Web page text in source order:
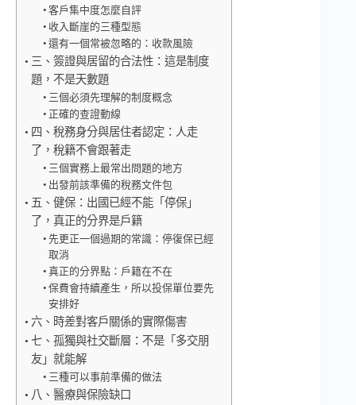
客戶集中度怎麼自評
收入斷崖的三種型態
還有一個常被忽略的：收款風險
三、簽證與居留的合法性：這是制度
題，不是天數題
三個必須先理解的制度概念
正確的查證動線
四、稅務身分與居住者認定：人走
了，稅籍不會跟著走
三個實務上最常出問題的地方
出發前該準備的稅務文件包
五、健保：出國已經不能「停保」
了，真正的分界是戶籍
先更正一個過期的常識：停復保已經
取消
真正的分界點：戶籍在不在
保費會持續產生，所以投保單位要先
安排好
六、時差對客戶關係的實際傷害
七、孤獨與社交斷層：不是「多交朋
友」就能解
三種可以事前準備的做法
八、醫療與保險缺口